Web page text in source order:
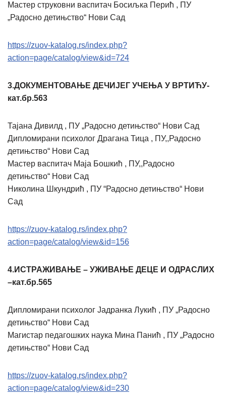
Мастер струковни васпитач Босиљка Перић , ПУ
„Радосно детињство“ Нови Сад
https://zuov-katalog.rs/index.php?
action=page/catalog/view&id=724
3.ДОКУМЕНТОВАЊЕ ДЕЧИЈЕГ УЧЕЊА У ВРТИЋУ-
кат.бр.563
Тајана Дивилд , ПУ „Радосно детињство“ Нови Сад
Дипломирани психолог Драгана Тица , ПУ,,Радосно
детињство“ Нови Сад
Мастер васпитач Маја Бошкић , ПУ,,Радосно
детињство“ Нови Сад
Николина Шкундрић , ПУ “Радосно детињство“ Нови
Сад
https://zuov-katalog.rs/index.php?
action=page/catalog/view&id=156
4.ИСТРАЖИВАЊЕ – УЖИВАЊЕ ДЕЦЕ И ОДРАСЛИХ
–кат.бр.565
Дипломирани психолог Јадранка Лукић , ПУ „Радосно
детињство“ Нови Сад
Магистар педагошких наука Мина Панић , ПУ „Радосно
детињство“ Нови Сад
https://zuov-katalog.rs/index.php?
action=page/catalog/view&id=230